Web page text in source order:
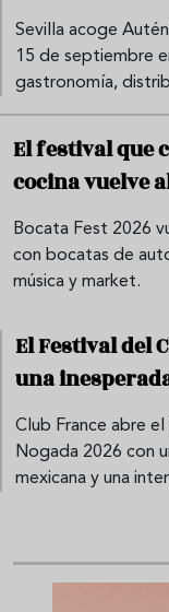
Sevilla acoge
15 de septiembre
gastronomía,
El festival que
cocina vuelve
Bocata Fest 2026
con bocatas de
música y market.
El Festival del
una
Club France abre
Nogada 2026 con
mexicana y una